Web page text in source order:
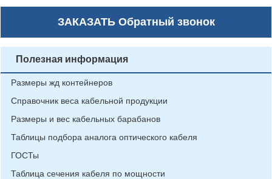
ЗАКАЗАТЬОбратный звонок
Полезная информация
Размеры жд контейнеров
Справочник веса кабельной продукции
Размеры и вес кабельных барабанов
Таблицы подбора аналога оптического кабеля
ГОСТы
Таблица сечения кабеля по мощности